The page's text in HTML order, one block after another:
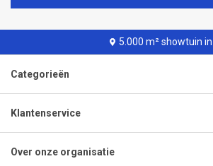
5.000 m² showtuin in
Categorieën
Klantenservice
Over onze organisatie